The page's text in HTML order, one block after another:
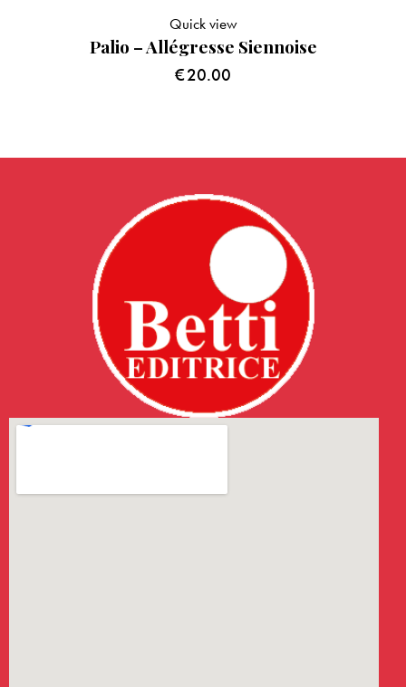
Palio – Allégresse Siennoise
€20.00
Quick view